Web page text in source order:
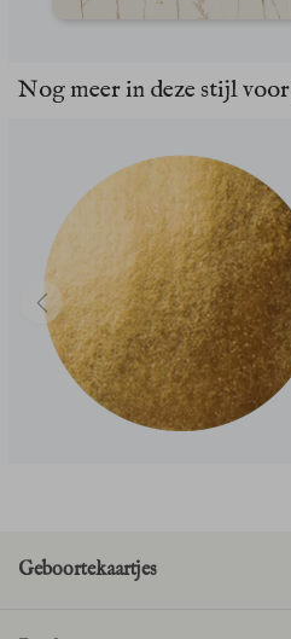
Nog meer in deze stijl
Geboortekaartjes